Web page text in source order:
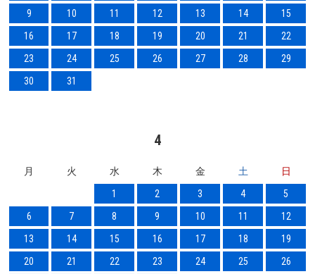
9
10 11 12 13 14
15
16
17 18 19 20 21
22
23
24 25 26 27 28
29
30
31
4
月 火 水 木 金 土
日
1
2 3 4
5
6
7 8 9 10 11
12
13
14 15 16 17 18
19
20
21 22 23 24 25
26